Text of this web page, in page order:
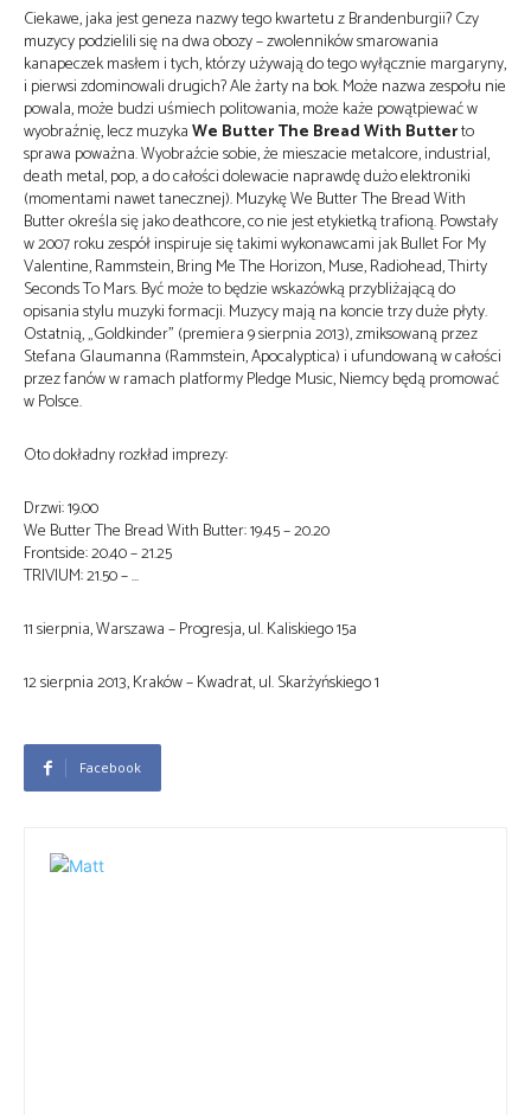
Ciekawe, jaka jest geneza nazwy tego kwartetu z Brandenburgii? Czy
muzycy podzielili się na dwa obozy – zwolenników smarowania
kanapeczek masłem i tych, którzy używają do tego wyłącznie margaryny,
i pierwsi zdominowali drugich? Ale żarty na bok. Może nazwa zespołu nie
powala, może budzi uśmiech politowania, może każe powątpiewać w
wyobraźnię, lecz muzykaWe Butter The Bread With Butterto
sprawa poważna. Wyobraźcie sobie, że mieszacie metalcore, industrial,
death metal, pop, a do całości dolewacie naprawdę dużo elektroniki
(momentami nawet tanecznej). Muzykę We Butter The Bread With
Butter określa się jako deathcore, co nie jest etykietką trafioną. Powstały
w 2007 roku zespół inspiruje się takimi wykonawcami jak Bullet For My
Valentine, Rammstein, Bring Me The Horizon, Muse, Radiohead, Thirty
Seconds To Mars. Być może to będzie wskazówką przybliżającą do
opisania stylu muzyki formacji. Muzycy mają na koncie trzy duże płyty.
Ostatnią, „Goldkinder” (premiera 9 sierpnia 2013), zmiksowaną przez
Stefana Glaumanna (Rammstein, Apocalyptica) i ufundowaną w całości
przez fanów w ramach platformy Pledge Music, Niemcy będą promować
w Polsce.
Oto dokładny rozkład imprezy:
Drzwi: 19.00
We Butter The Bread With Butter: 19.45 – 20.20
Frontside: 20.40 – 21.25
TRIVIUM: 21.50 – …
11 sierpnia, Warszawa – Progresja, ul. Kaliskiego 15a
12 sierpnia 2013, Kraków – Kwadrat, ul. Skarżyńskiego 1
Facebook